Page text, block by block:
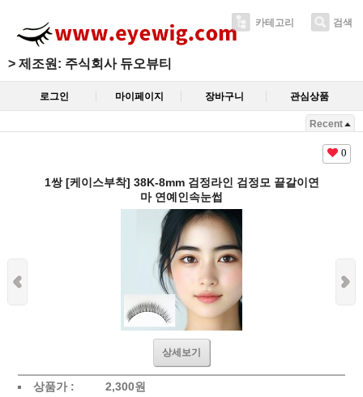
> 제조원: 주식회사 듀오뷰티
카테고리 검색
로그인 마이페이지 장바구니 관심상품
Recent
0
1쌍 [케이스부착] 38K-8mm 검정라인 검정모 끝갈이연
마 연예인속눈썹
상세보기
상품가 : 2,300원